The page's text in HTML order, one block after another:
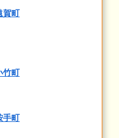
賀町
竹町
手町